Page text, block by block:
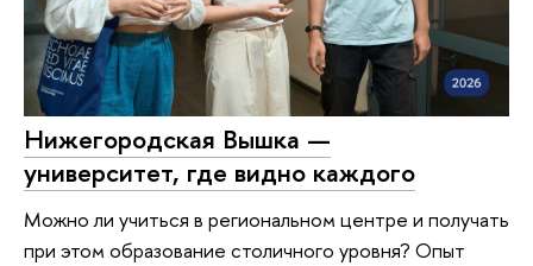
Нижегородская Вышка —
университет, где видно каждого
Можно ли учиться в региональном центре и получать
при этом образование столичного уровня? Опыт